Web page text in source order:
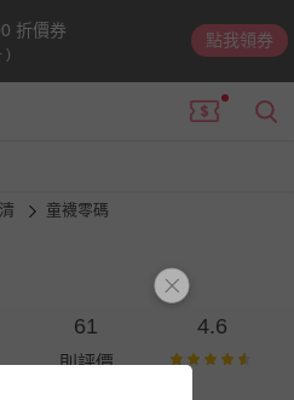
折價券
)
點我領券
童襪零碼
61
則評價
4.6